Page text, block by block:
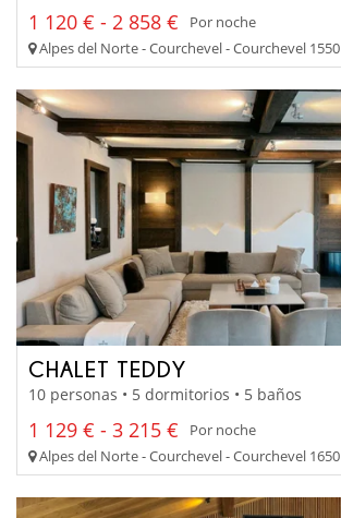
1 120 € - 2 858 €
Por noche
Alpes del Norte - Courchevel - Courchevel 1550
CHALET TEDDY
10 personas • 5 dormitorios • 5 baños
1 129 € - 3 215 €
Por noche
Alpes del Norte - Courchevel - Courchevel 1650